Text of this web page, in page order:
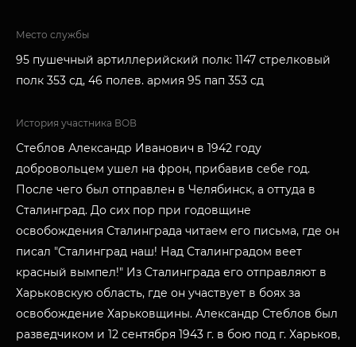
Место службы
95 пушечный артиллерийский полк: 1147 стрелковый
полк 353 сд, 46 полев. армия 95 пап 353 сд
История участника ВОВ
Стеблов Александр Иванович в 1942 году
добровольцем ушел на фрон, прибавив себе год.
После чего был отправлен в Челябинск, а оттуда в
Сталинград. До сих пор при годовщине
освобождения Сталинграда читаем его письма, где он
писал "Сталинград наш! Над Сталинградом веет
красный вымпел!" Из Сталинграда его отправляют в
Харьковскую область, где он участвует в боях за
освобождение Харьковщины. Александр Стеблов был
разведчиком и 12 сентября 1943 г. в бою под г. Харьков,